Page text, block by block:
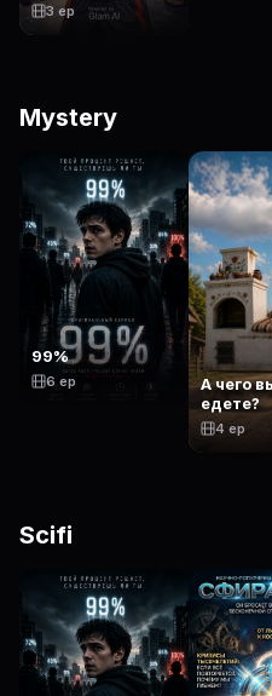
3 ep
Mystery
99%
6 ep
А чего
едете?
4 ep
Scifi